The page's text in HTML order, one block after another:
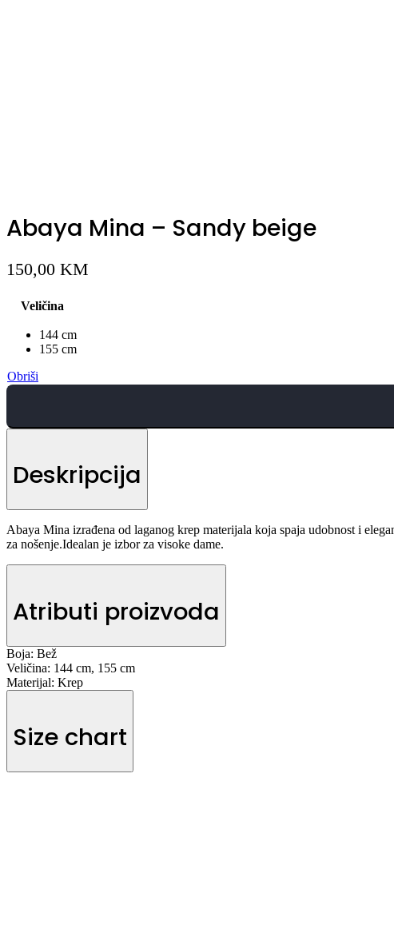
Abaya Mina – Sandy beige
150,00 KM
Veličina
144 cm
155 cm
Obriši
Deskripcija
Abaya Mina izrađena od laganog krep materijala koja spaja udobnost i
za nošenje.Idealan je izbor za visoke dame.
Atributi proizvoda
Boja: Bež
Veličina: 144 cm, 155 cm
Materijal: Krep
Size chart